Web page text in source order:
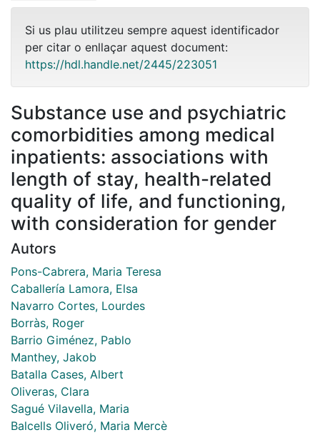
Si us plau utilitzeu sempre aquest identificador
per citar o enllaçar aquest document:
https://hdl.handle.net/2445/223051
Substance use and psychiatric
comorbidities among medical
inpatients: associations with
length of stay, health-related
quality of life, and functioning,
with consideration for gender
Autors
Pons-Cabrera, Maria Teresa
Caballería Lamora, Elsa
Navarro Cortes, Lourdes
Borràs, Roger
Barrio Giménez, Pablo
Manthey, Jakob
Batalla Cases, Albert
Oliveras, Clara
Sagué Vilavella, Maria
Balcells Oliveró, Maria Mercè